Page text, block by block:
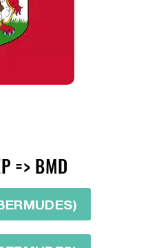
=> BMD